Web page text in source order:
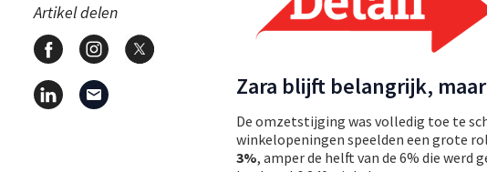
Artikel delen
Zara blijft belangrijk,
De omzetstijging was volledig toe te
winkelopeningen speelden een grote
3%, amper de helft van de 6% die werd